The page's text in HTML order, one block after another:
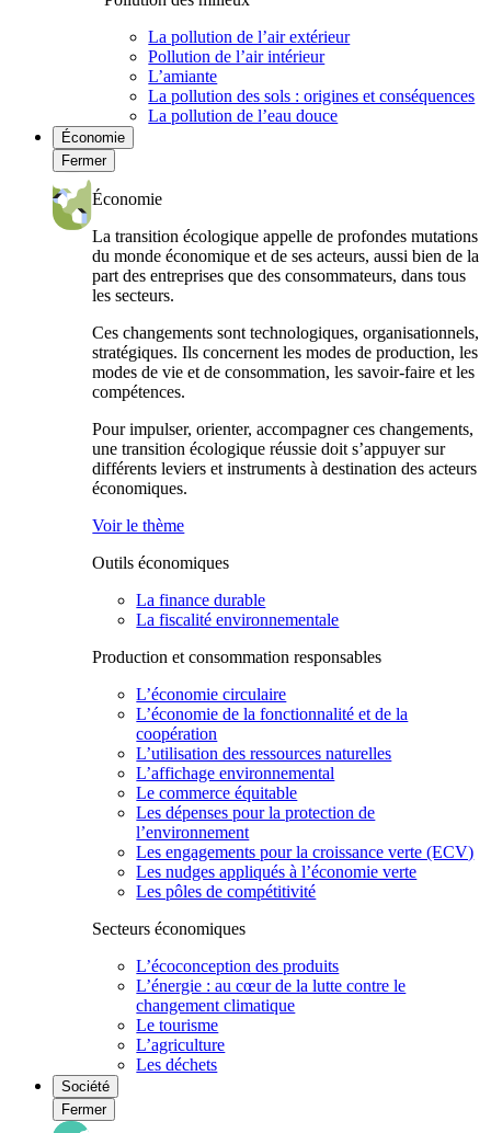
La pollution de l’air extérieur
Pollution de l’air intérieur
L’amiante
La pollution des sols : origines et conséquences
La pollution de l’eau douce
Économie
Fermer
Économie
La transition écologique appelle de profondes mutations
du monde économique et de ses acteurs, aussi bien de la
part des entreprises que des consommateurs, dans tous
les secteurs.
Ces changements sont technologiques, organisationnels,
stratégiques. Ils concernent les modes de production, les
modes de vie et de consommation, les savoir-faire et les
compétences.
Pour impulser, orienter, accompagner ces changements,
une transition écologique réussie doit s’appuyer sur
différents leviers et instruments à destination des acteurs
économiques.
Voir le thème
Outils économiques
La finance durable
La fiscalité environnementale
Production et consommation responsables
L’économie circulaire
L’économie de la fonctionnalité et de la
coopération
L’utilisation des ressources naturelles
L’affichage environnemental
Le commerce équitable
Les dépenses pour la protection de
l’environnement
Les engagements pour la croissance verte (ECV)
Les nudges appliqués à l’économie verte
Les pôles de compétitivité
Secteurs économiques
L’écoconception des produits
L’énergie : au cœur de la lutte contre le
changement climatique
Le tourisme
L’agriculture
Les déchets
Société
Fermer